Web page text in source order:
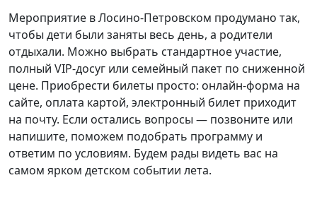
Мероприятие в Лосино-Петровском продумано так,
чтобы дети были заняты весь день, а родители
отдыхали. Можно выбрать стандартное участие,
полный VIP-досуг или семейный пакет по сниженной
цене. Приобрести билеты просто: онлайн-форма на
сайте, оплата картой, электронный билет приходит
на почту. Если остались вопросы — позвоните или
напишите, поможем подобрать программу и
ответим по условиям. Будем рады видеть вас на
самом ярком детском событии лета.